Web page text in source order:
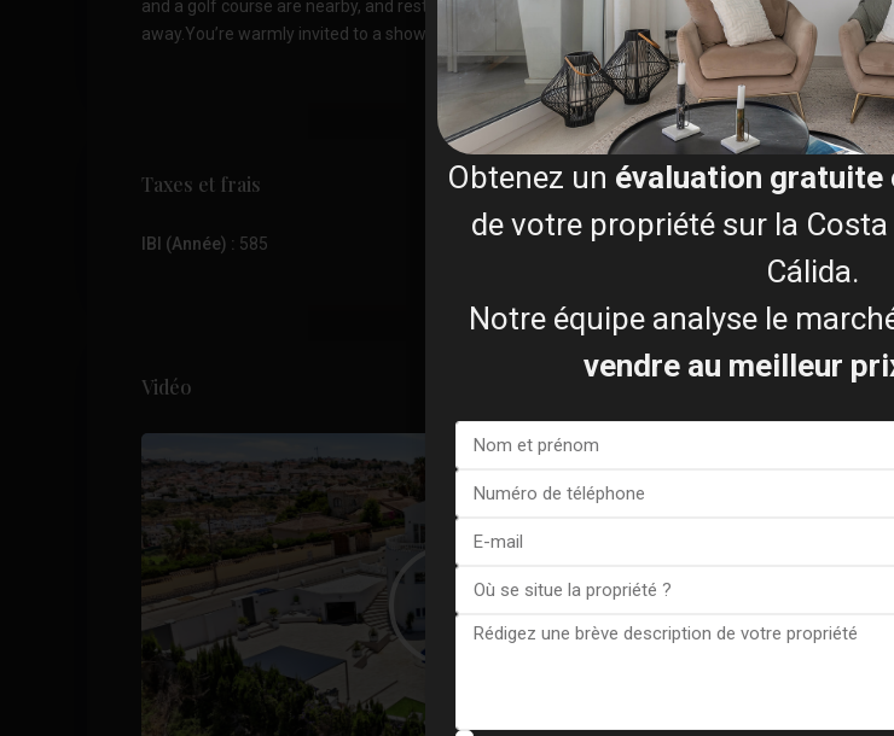
and a golf course are nearby, and restaurants and shops are just a short distance
away.You’re warmly invited to a showing.
Taxes et frais
IBI (Année) : 585
Vidéo
Obtenez un évaluation gratuite
de votre propriété sur la
Cálida.
Notre équipe analyse le
vendre au meilleur